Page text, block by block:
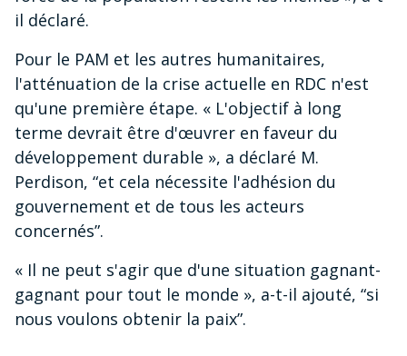
il déclaré.
Pour le PAM et les autres humanitaires,
l'atténuation de la crise actuelle en RDC n'est
qu'une première étape. « L'objectif à long
terme devrait être d'œuvrer en faveur du
développement durable », a déclaré M.
Perdison, “et cela nécessite l'adhésion du
gouvernement et de tous les acteurs
concernés”.
« Il ne peut s'agir que d'une situation gagnant-
gagnant pour tout le monde », a-t-il ajouté, “si
nous voulons obtenir la paix”.